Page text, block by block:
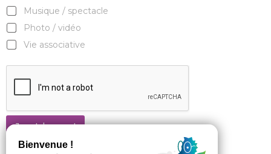
Musique / spectacle
Photo / vidéo
Vie associative
Je m'abonne !